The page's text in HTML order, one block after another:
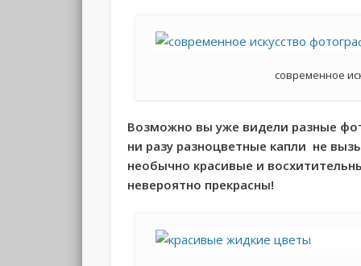
современное
Возможно вы уже видели разные
ни разу разноцветные капли не
необычно красивые и
невероятно прекрасны!